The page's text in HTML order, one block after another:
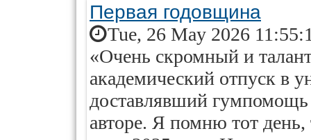
Первая годовщина
Tue, 26 May 2026
«Очень скромный и
академический отпуск в
доставлявший гумпомощь
авторе. Я помню тот